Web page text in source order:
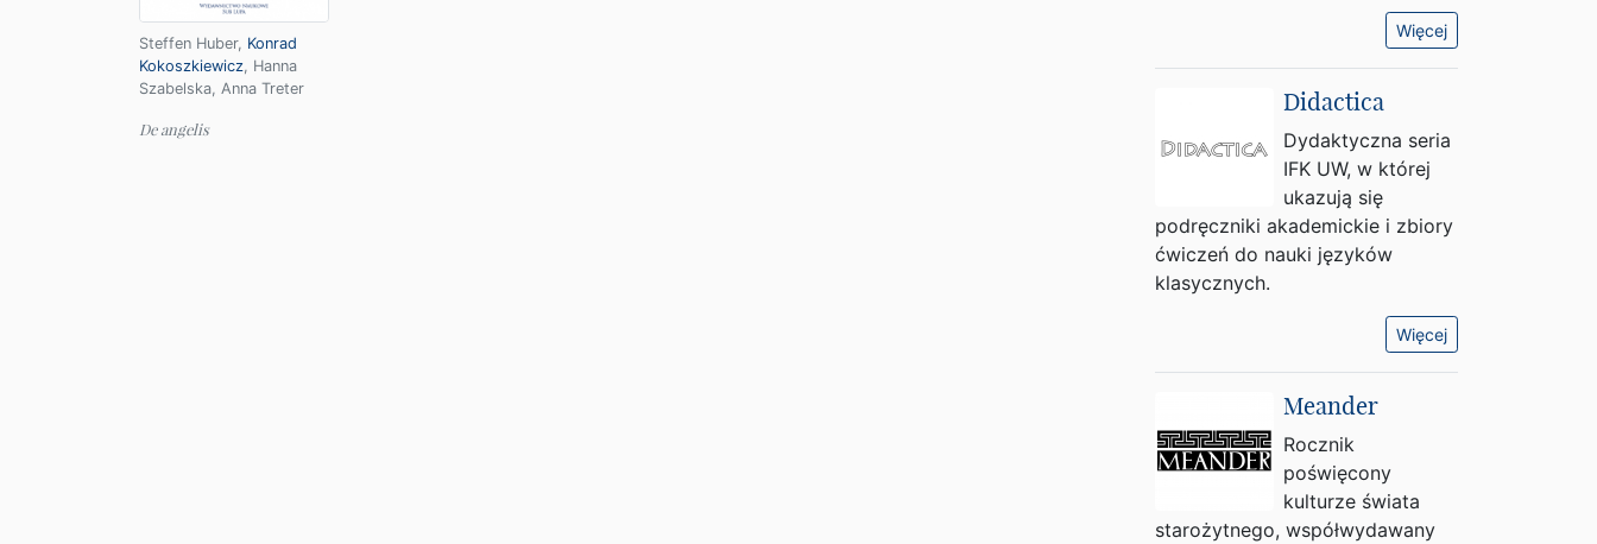
Steffen Huber, Konrad
Kokoszkiewicz, Hanna
Szabelska, Anna Treter
De angelis
Więcej
Didactica
Dydaktyczna seria
IFK UW, w której
ukazują się
podręczniki akademickie i zbiory
ćwiczeń do nauki języków
klasycznych.
Więcej
Meander
Rocznik
poświęcony
kulturze świata
starożytnego, współwydawany